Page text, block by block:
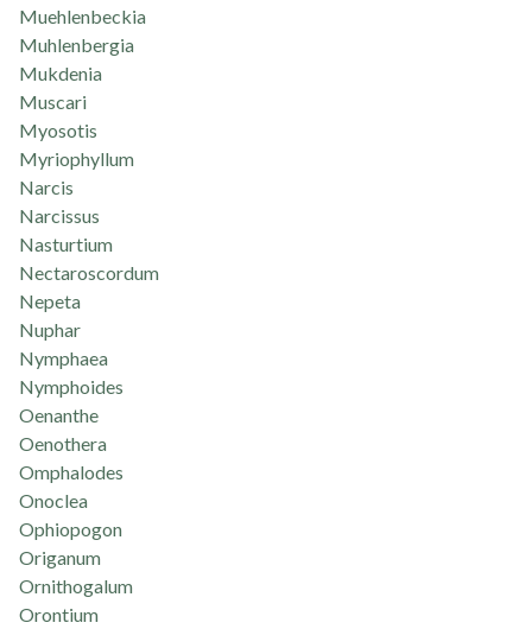
Muehlenbeckia
Muhlenbergia
Mukdenia
Muscari
Myosotis
Myriophyllum
Narcis
Narcissus
Nasturtium
Nectaroscordum
Nepeta
Nuphar
Nymphaea
Nymphoides
Oenanthe
Oenothera
Omphalodes
Onoclea
Ophiopogon
Origanum
Ornithogalum
Orontium